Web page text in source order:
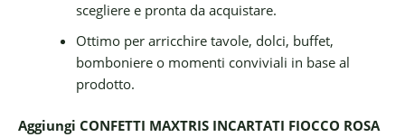
scegliere e pronta da acquistare.
Ottimo per arricchire tavole, dolci, buffet,
bomboniere o momenti conviviali in base al
prodotto.
Aggiungi CONFETTI MAXTRIS INCARTATI FIOCCO ROSA